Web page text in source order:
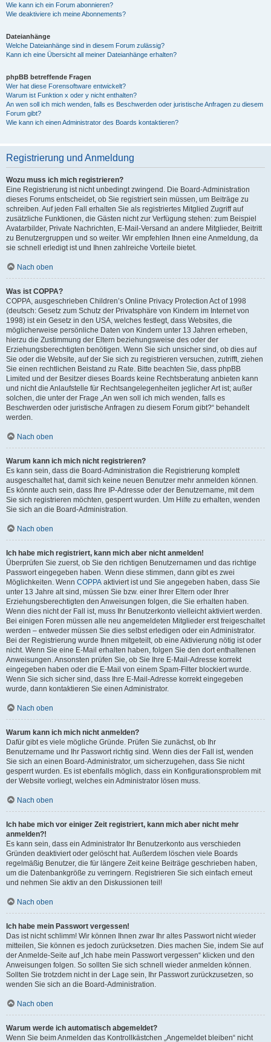
Wie kann ich ein Forum abonnieren?
Wie deaktiviere ich meine Abonnements?
Dateianhänge
Welche Dateianhänge sind in diesem Forum zulässig?
Kann ich eine Übersicht all meiner Dateianhänge erhalten?
phpBB betreffende Fragen
Wer hat diese Forensoftware entwickelt?
Warum ist Funktion x oder y nicht enthalten?
An wen soll ich mich wenden, falls es Beschwerden oder juristische Anfragen zu diesem
Forum gibt?
Wie kann ich einen Administrator des Boards kontaktieren?
Registrierung und Anmeldung
Wozu muss ich mich registrieren?
Eine Registrierung ist nicht unbedingt zwingend. Die Board-Administration
dieses Forums entscheidet, ob Sie registriert sein müssen, um Beiträge zu
schreiben. Auf jeden Fall erhalten Sie als registriertes Mitglied Zugriff auf
zusätzliche Funktionen, die Gästen nicht zur Verfügung stehen: zum Beispiel
Avatarbilder, Private Nachrichten, E-Mail-Versand an andere Mitglieder, Beitritt
zu Benutzergruppen und so weiter. Wir empfehlen Ihnen eine Anmeldung, da
sie schnell erledigt ist und Ihnen zahlreiche Vorteile bietet.
Nach oben
Was ist COPPA?
COPPA, ausgeschrieben Children’s Online Privacy Protection Act of 1998
(deutsch: Gesetz zum Schutz der Privatsphäre von Kindern im Internet von
1998) ist ein Gesetz in den USA, welches festlegt, dass Websites, die
möglicherweise persönliche Daten von Kindern unter 13 Jahren erheben,
hierzu die Zustimmung der Eltern beziehungsweise des oder der
Erziehungsberechtigten benötigen. Wenn Sie sich unsicher sind, ob dies auf
Sie oder die Website, auf der Sie sich zu registrieren versuchen, zutrifft, ziehen
Sie einen rechtlichen Beistand zu Rate. Bitte beachten Sie, dass phpBB
Limited und der Besitzer dieses Boards keine Rechtsberatung anbieten kann
und nicht die Anlaufstelle für Rechtsangelegenheiten jeglicher Art ist; außer
solchen, die unter der Frage „An wen soll ich mich wenden, falls es
Beschwerden oder juristische Anfragen zu diesem Forum gibt?“ behandelt
werden.
Nach oben
Warum kann ich mich nicht registrieren?
Es kann sein, dass die Board-Administration die Registrierung komplett
ausgeschaltet hat, damit sich keine neuen Benutzer mehr anmelden können.
Es könnte auch sein, dass Ihre IP-Adresse oder der Benutzername, mit dem
Sie sich registrieren möchten, gesperrt wurden. Um Hilfe zu erhalten, wenden
Sie sich an die Board-Administration.
Nach oben
Ich habe mich registriert, kann mich aber nicht anmelden!
Überprüfen Sie zuerst, ob Sie den richtigen Benutzernamen und das richtige
Passwort eingegeben haben. Wenn diese stimmen, dann gibt es zwei
Möglichkeiten. Wenn COPPA aktiviert ist und Sie angegeben haben, dass Sie
unter 13 Jahre alt sind, müssen Sie bzw. einer Ihrer Eltern oder Ihrer
Erziehungsberechtigten den Anweisungen folgen, die Sie erhalten haben.
Wenn dies nicht der Fall ist, muss Ihr Benutzerkonto vielleicht aktiviert werden.
Bei einigen Foren müssen alle neu angemeldeten Mitglieder erst freigeschaltet
werden – entweder müssen Sie dies selbst erledigen oder ein Administrator.
Bei der Registrierung wurde Ihnen mitgeteilt, ob eine Aktivierung nötig ist oder
nicht. Wenn Sie eine E-Mail erhalten haben, folgen Sie den dort enthaltenen
Anweisungen. Ansonsten prüfen Sie, ob Sie Ihre E-Mail-Adresse korrekt
eingegeben haben oder die E-Mail von einem Spam-Filter blockiert wurde.
Wenn Sie sich sicher sind, dass Ihre E-Mail-Adresse korrekt eingegeben
wurde, dann kontaktieren Sie einen Administrator.
Nach oben
Warum kann ich mich nicht anmelden?
Dafür gibt es viele mögliche Gründe. Prüfen Sie zunächst, ob Ihr
Benutzername und Ihr Passwort richtig sind. Wenn dies der Fall ist, wenden
Sie sich an einen Board-Administrator, um sicherzugehen, dass Sie nicht
gesperrt wurden. Es ist ebenfalls möglich, dass ein Konfigurationsproblem mit
der Website vorliegt, welches ein Administrator lösen muss.
Nach oben
Ich habe mich vor einiger Zeit registriert, kann mich aber nicht mehr
anmelden?!
Es kann sein, dass ein Administrator Ihr Benutzerkonto aus verschieden
Gründen deaktiviert oder gelöscht hat. Außerdem löschen viele Boards
regelmäßig Benutzer, die für längere Zeit keine Beiträge geschrieben haben,
um die Datenbankgröße zu verringern. Registrieren Sie sich einfach erneut
und nehmen Sie aktiv an den Diskussionen teil!
Nach oben
Ich habe mein Passwort vergessen!
Das ist nicht schlimm! Wir können Ihnen zwar Ihr altes Passwort nicht wieder
mitteilen, Sie können es jedoch zurücksetzen. Dies machen Sie, indem Sie auf
der Anmelde-Seite auf „Ich habe mein Passwort vergessen“ klicken und den
Anweisungen folgen. So sollten Sie sich schnell wieder anmelden können.
Sollten Sie trotzdem nicht in der Lage sein, Ihr Passwort zurückzusetzen, so
wenden Sie sich an die Board-Administration.
Nach oben
Warum werde ich automatisch abgemeldet?
Wenn Sie beim Anmelden das Kontrollkästchen „Angemeldet bleiben“ nicht